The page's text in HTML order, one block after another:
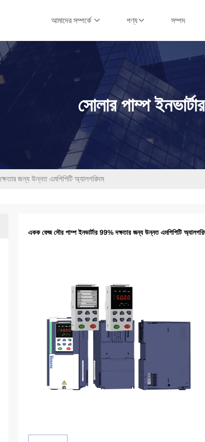
আমাদের সম্পর্কে পণ্য সম্পদ
সোলার পাম্প
জন্য উন্নত এমপিপিটি অ্যালগরিদম
একক ফেজ সৌর পাম্প ইনভার্টার 99% দক্ষতার জন্য উন্নত এমপিপিটি